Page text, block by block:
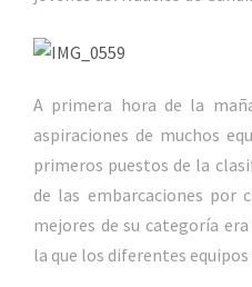
A primera hora de la
aspiraciones de muchos
primeros puestos de la
de las embarcaciones por
mejores de su categoría
la que los diferentes